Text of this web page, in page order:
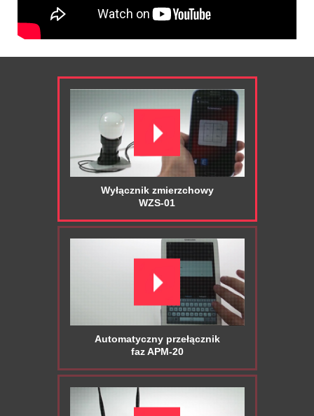
Wyłącznik zmierzchowy
WZS-01
Automatyczny przełącznik
faz APM-20